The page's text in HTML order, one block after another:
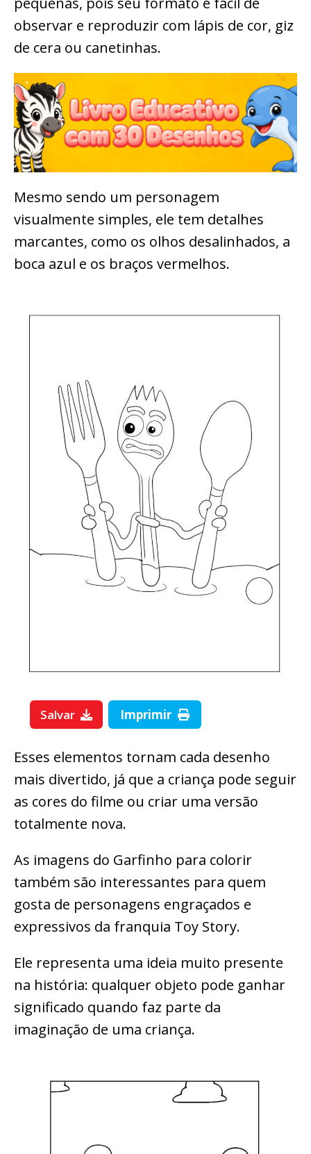
observar e reproduzir com lápis de cor, giz
de cera ou canetinhas.
Mesmo sendo um personagem
visualmente simples, ele tem detalhes
marcantes, como os olhos desalinhados, a
boca azul e os braços vermelhos.
Salvar Imprimir
Esses elementos tornam cada desenho
mais divertido, já que a criança pode seguir
as cores do filme ou criar uma versão
totalmente nova.
As imagens do Garfinho para colorir
também são interessantes para quem
gosta de personagens engraçados e
expressivos da franquia Toy Story.
Ele representa uma ideia muito presente
na história: qualquer objeto pode ganhar
significado quando faz parte da
imaginação de uma criança.